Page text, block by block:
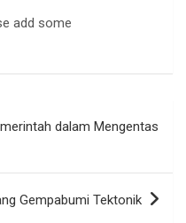
add some
dalam Mengentas
Gempabumi Tektonik